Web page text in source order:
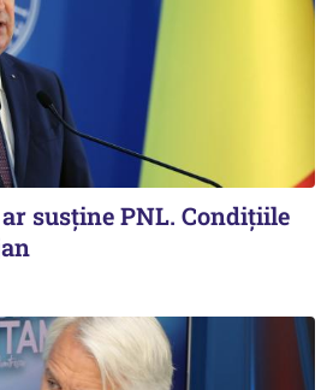
susține PNL. Condițiile